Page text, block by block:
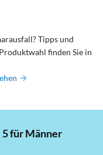
Tipps und
finden Sie in
für Männer